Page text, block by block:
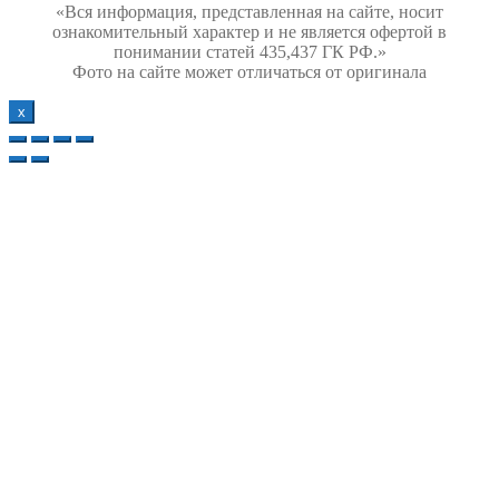
«Вся информация, представленная на сайте, носит
ознакомительный характер и не является офертой в
понимании статей 435,437 ГК РФ.»
Фото на сайте может отличаться от оригинала
х